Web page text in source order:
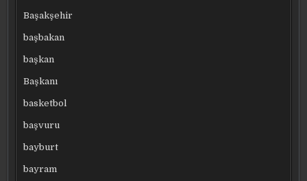
Başakşehir
başbakan
başkan
Başkanı
basketbol
başvuru
bayburt
bayram